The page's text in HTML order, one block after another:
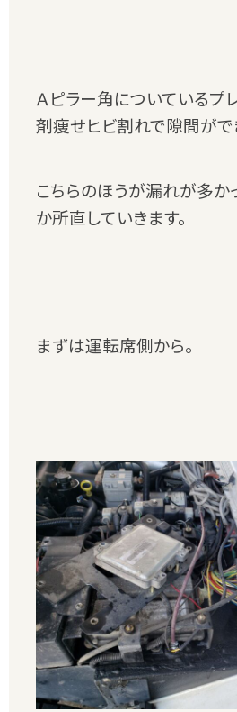
Ａピラー角についているプ
剤痩せヒビ割れで隙間がで
こちらのほうが漏れが多か
か所直していきます。
まずは運転席側から。